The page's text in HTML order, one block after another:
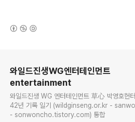
와일드진생WG엔터테인먼트
entertainment
와일드진생 WG 엔터테인먼트 草心 박영호헌
42년 기록 일기 (wildginseng.or.kr - sanwoncho.or.kr
- sonwoncho.tistory.com) 통합